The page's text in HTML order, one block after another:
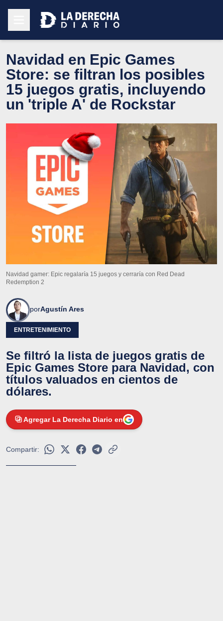
Navidad en Epic Games
Store: se filtran los posibles
15 juegos gratis, incluyendo
un 'triple A' de Rockstar
Navidad gamer: Epic regalaría 15 juegos y cerraría con Red Dead
Redemption 2
porAgustín Ares
ENTRETENIMIENTO
Se filtró la lista de juegos gratis de
Epic Games Store para Navidad, con
títulos valuados en cientos de
dólares.
Agregar La Derecha Diario en
Compartir: